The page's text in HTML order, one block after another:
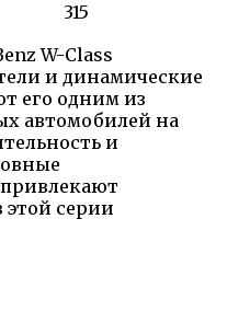
315
W-Class
и динамические
его одним из
автомобилей на
и
этой серии